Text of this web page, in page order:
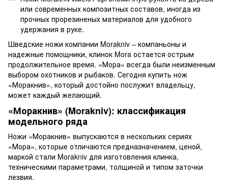
или современных композитных составов, иногда из
прочных прорезиненых материалов для удобного
удержания в руке.
Шведские ножи компании Morakniv – компаньоны и
надежные помощники, клинок Mora остается острым
продолжительное время. «Мора» всегда были неизменным
выбором охотников и рыбаков. Сегодня купить нож
«Моракнив», который достойно послужит владельцу,
может каждый желающий.
«Моракнив» (Morakniv): классификация
модельного ряда
Ножи «Моракнив» выпускаются в нескольких сериях
«Мора», которые отличаются предназначением, ценой,
маркой стали Morakniv для изготовления клинка,
техническими параметрами, толщиной и типом заточки
лезвия.